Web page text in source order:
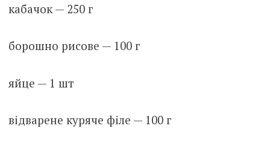
кабачок — 250 г
борошно рисове — 100 г
яйце — 1 шт
відварене куряче філе — 100 г